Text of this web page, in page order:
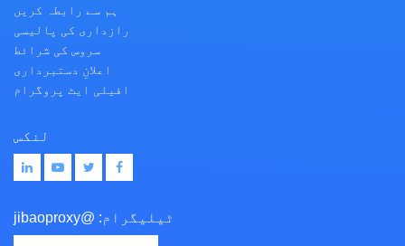
ہم سے رابطہ کریں
رازداری کی پالیسی
سروس کی شرائط
اعلانِ دستبرداری
افیلی ایٹ پروگرام
لنکس
ٹیلیگرام: @jibaoproxy